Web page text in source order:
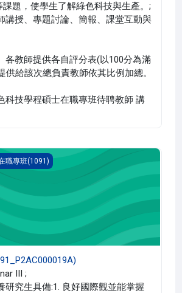
題，使學生了解綠色科技與生產。;
講授、專題討論、簡報、課堂互動與
各教師提供各自評分表(以100分為滿
供給該次總負責教師依其比例加總。
科技學程碩士在職專班待聘教師 講
職專班(1091)
III ;
研究生具備:1. 良好國際觀並能掌握